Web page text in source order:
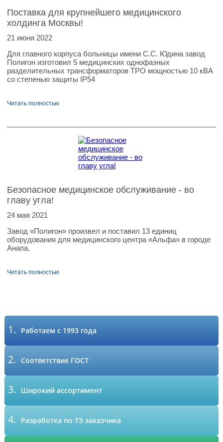
Поставка для крупнейшего медицинского
холдинга Москвы!
21 июня 2022
Для главного корпуса больницы имени С.С. Юдина завод
Полигон изготовил 5 медицинских однофазных
разделительных трансформаторов ТРО мощностью 10 кВА
со степенью защиты IP54
Читать полностью
Безопасное медицинское обслуживание - во
главу угла!
24 мая 2021
Завод «Полигон» произвел и поставил 13 единиц
оборудования для медицинского центра «Альфа» в городе
Анапа.
Читать полностью
1. Работаем с 1993 года
2. Соответствие ГОСТ
3. Широкий ассортимент
4. Разработка по ТЗ заказчика